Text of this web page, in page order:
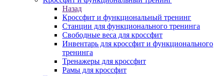
Назад
Кроссфит и функциональный тренинг
Станции для функционального тренинга
Свободные веса для кроссфит
Инвентарь для кроссфит и функционального
тренинга
Тренажеры для кроссфит
Рамы для кроссфит